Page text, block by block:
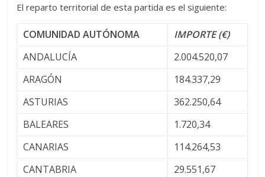
El reparto territorial de esta partida es el siguiente:
COMUNIDAD AUTÓNOMA
IMPORTE (€)
ANDALUCÍA
2.004.520,07
ARAGÓN
184.337,29
ASTURIAS
362.250,64
BALEARES
1.720,34
CANARIAS
114.264,53
CANTABRIA
29.551,67